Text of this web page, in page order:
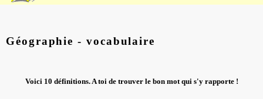
Géographie - vocabulaire
Voici 10 définitions. A toi de trouver le bon mot qui s'y rapporte !